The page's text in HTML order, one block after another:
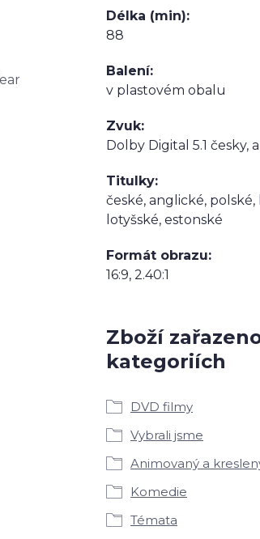
Délka (min)
88
Balení
v plastovém obalu
Zvuk
Dolby Digital 5.1 česky,
Titulky
české, anglické, polské,
lotyšské, estonské
Formát obrazu
16:9, 2.40:1
Zboží
kategoriích
DVD filmy
Vybrali jsme
Animovaný a
Komedie
Témata